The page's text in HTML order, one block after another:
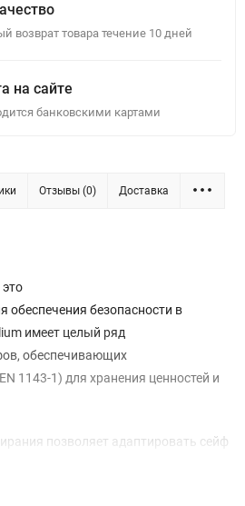
возврат товара течение 10 дней
на сайте
банковскими картами
Отзывы (0) Доставка
это
обеспечения безопасности в
имеет целый ряд
обеспечивающих
1143-1) для хранения ценностей и
позволяет адаптировать сейф